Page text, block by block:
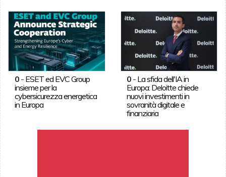
0- ESET ed EVC Group
insieme per la
cybersicurezza energetica
in Europa
0 - La sfida dell'IA in
Europa: Deloitte chiede
nuovi investimenti in
sovranità digitale e
finanziaria